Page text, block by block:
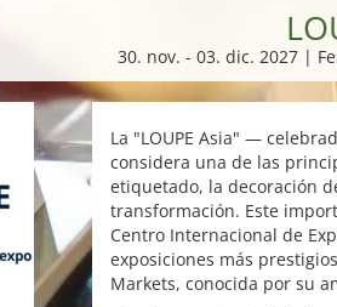
30. nov. - 03. dic. 2027 |
La "LOUPE Asia" —
considera una de las
etiquetado, la decoración
transformación. Este
Centro Internacional de
exposiciones más
Markets, conocida por su